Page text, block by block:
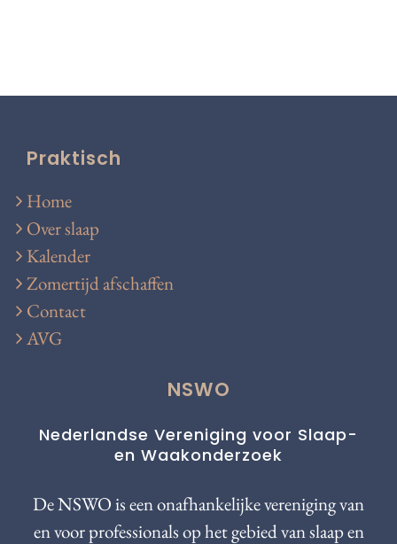
Praktisch
Home
Over slaap
Kalender
Zomertijd afschaffen
Contact
AVG
NSWO
Nederlandse Vereniging voor Slaap-
en Waakonderzoek
De NSWO is een onafhankelijke vereniging van
en voor professionals op het gebied van slaap en